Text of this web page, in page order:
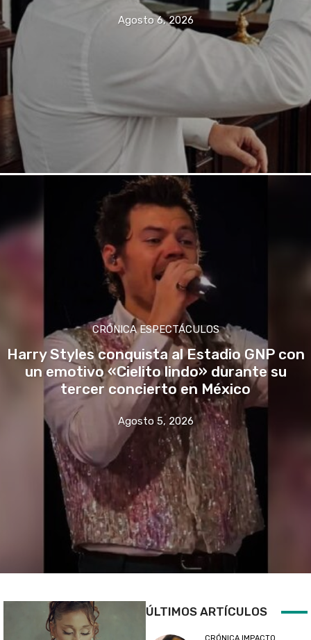
Agosto 6, 2026
CRÓNICA ESPECTÁCULOS
Harry Styles conquista al Estadio GNP con
un emotivo «Cielito lindo» durante su
tercer concierto en México
Agosto 5, 2026
ÚLTIMOS ARTÍCULOS